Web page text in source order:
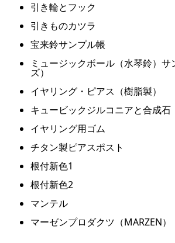
引き輪とフック
引きものカツラ
宝来鈴サンプル帳
ミュージックボール（水琴鈴）サ
ズ）
イヤリング・ピアス（樹脂製）
キュービックジルコニアと合成石
イヤリング用ゴム
チタン製ピアスポスト
根付新色1
根付新色2
マンテル
マーゼンプロダクツ（MARZEN）